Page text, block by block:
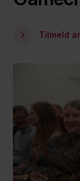
Tilmeld